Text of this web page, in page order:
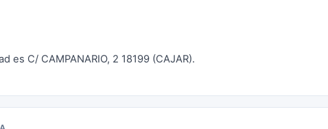
es C/ CAMPANARIO, 2 18199 (CAJAR).